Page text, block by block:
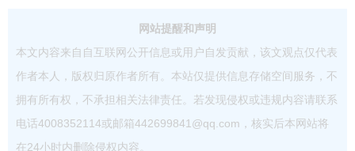
网站提醒和声明
本文内容来自自互联网公开信息或用户自发贡献，该文观点仅代表
作者本人，版权归原作者所有。本站仅提供信息存储空间服务，不
拥有所有权，不承担相关法律责任。若发现侵权或违规内容请联系
电话4008352114或邮箱442699841@qq.com，核实后本网站将
在24小时内删除侵权内容。